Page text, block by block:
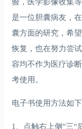
验，医学影像收集
是一位胆囊病友，
囊方面的研究，希
恢复，也在努力尝
容均不作为医疗诊
考使用。
电子书使用方法如下
1、点触右上侧“三“